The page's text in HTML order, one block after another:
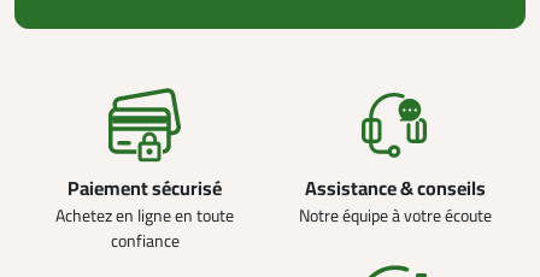
Paiement sécurisé
Achetez en ligne en toute
confiance
Assistance & conseils
Notre équipe à votre écoute